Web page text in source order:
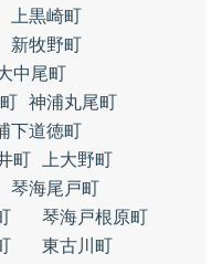
上黒崎町
新牧野町
中尾町
神浦丸尾町
下道徳町
町
上大野町
琴海尾戸町
琴海戸根原町
東古川町